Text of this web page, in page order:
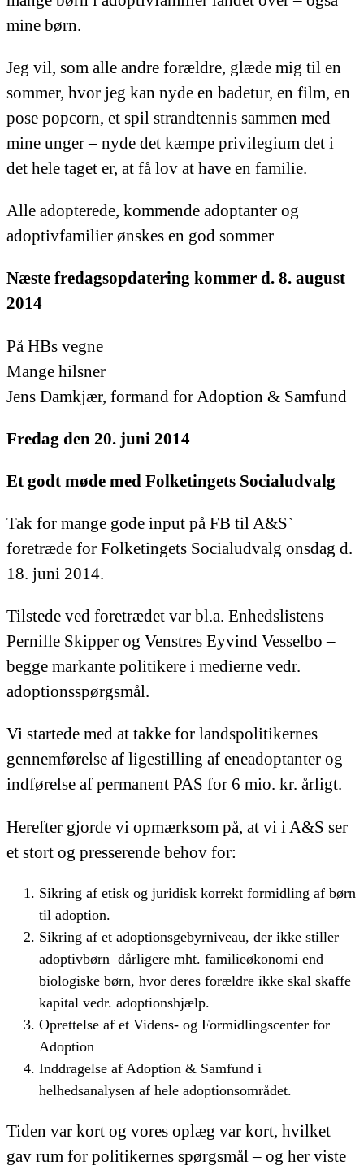
mine børn.
Jeg vil, som alle andre forældre, glæde mig til en
sommer, hvor jeg kan nyde en badetur, en film, en
pose popcorn, et spil strandtennis sammen med
mine unger – nyde det kæmpe privilegium det i
det hele taget er, at få lov at have en familie.
Alle adopterede, kommende adoptanter og
adoptivfamilier ønskes en god sommer
Næste fredagsopdatering kommer d. 8. august
2014
På HBs vegne
Mange hilsner
Jens Damkjær, formand for Adoption & Samfund
Fredag den 20. juni 2014
Et godt møde med Folketingets Socialudvalg
Tak for mange gode input på FB til A&S`
foretræde for Folketingets Socialudvalg onsdag d.
18. juni 2014.
Tilstede ved foretrædet var bl.a. Enhedslistens
Pernille Skipper og Venstres Eyvind Vesselbo –
begge markante politikere i medierne vedr.
adoptionsspørgsmål.
Vi startede med at takke for landspolitikernes
gennemførelse af ligestilling af eneadoptanter og
indførelse af permanent PAS for 6 mio. kr. årligt.
Herefter gjorde vi opmærksom på, at vi i A&S ser
et stort og presserende behov for:
Sikring af etisk og juridisk korrekt formidling af børn
til adoption.
Sikring af et adoptionsgebyrniveau, der ikke stiller
adoptivbørn dårligere mht. familieøkonomi end
biologiske børn, hvor deres forældre ikke skal skaffe
kapital vedr. adoptionshjælp.
Oprettelse af et Videns- og Formidlingscenter for
Adoption
Inddragelse af Adoption & Samfund i
helhedsanalysen af hele adoptionsområdet.
Tiden var kort og vores oplæg var kort, hvilket
gav rum for politikernes spørgsmål – og her viste